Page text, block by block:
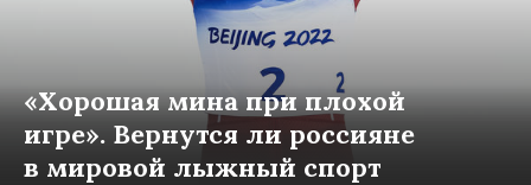
«Хорошая мина при плохой
игре». Вернутся ли россияне
в мировой лыжный спорт